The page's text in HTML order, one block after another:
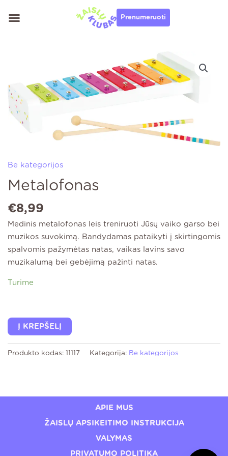
prie
Prenumeruoti
Be kategorijos
Metalofonas
€8,99
Medinis metalofonas leis treniruoti Jūsų vaiko garso bei
muzikos suvokimą. Bandydamas pataikyti į skirtingomis
spalvomis pažymėtas natas, vaikas lavins savo
muzikalumą bei gebėjimą pažinti natas.
Turime
Metalofonas
Į KREPŠELĮ
Produkto kodas: 11117 Kategorija: Be kategorijos
APIE MUS
ŽAISLŲ APSIKEITIMO INSTRUKCIJA
VALYMAS
PRIVATUMO POLITIKA